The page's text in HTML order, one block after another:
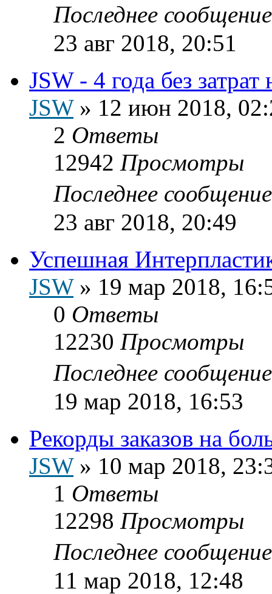
Последнее
23 авг 2018, 20:51
JSW - 4 года без
JSW» 12 июн 2018,
2 Ответы
12942 Просмотры
Последнее
23 авг 2018, 20:49
Успешная
JSW» 19 мар 2018,
0 Ответы
12230 Просмотры
Последнее
19 мар 2018, 16:53
Рекорды заказов на
JSW» 10 мар 2018,
1 Ответы
12298 Просмотры
Последнее
11 мар 2018, 12:48